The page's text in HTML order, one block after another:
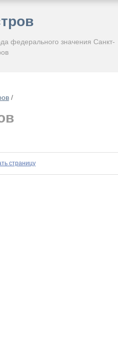
федерального значения Санкт-
/
страницу